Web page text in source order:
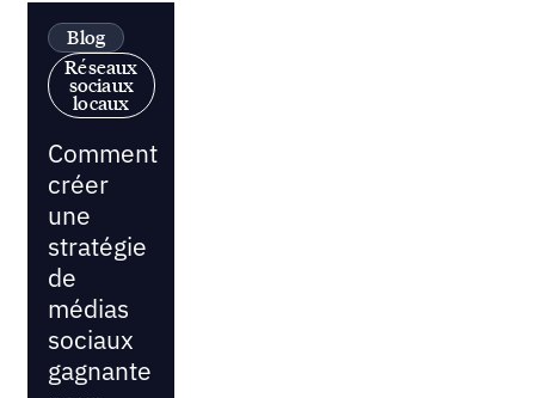
Blog
Réseaux
sociaux
locaux
Comment
créer
une
stratégie
de
médias
sociaux
gagnante